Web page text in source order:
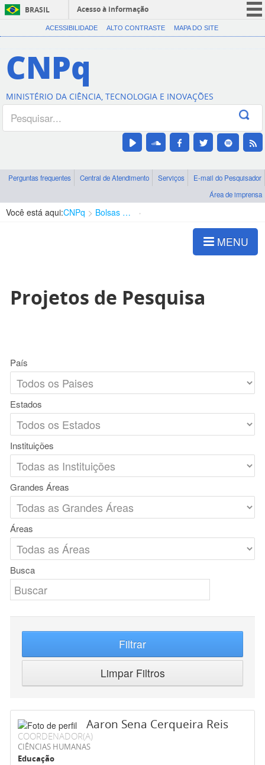
BRASIL
Acesso à informação
CORONAVÍRUS (COVID-19)
Canais
ACESSIBILIDADE ALTO CONTRASTE MAPA DO SITE
CNPq
MINISTÉRIO DA CIÊNCIA, TECNOLOGIA E INOVAÇÕES
Perguntas frequentes Central de Atendimento Serviços
E-mail do Pesquisador
Área de imprensa
Você está aqui:CNPq Bolsas e Auxílios Vigentes
MENU
Projetos de Pesquisa
País
Estados
Instituições
Grandes Áreas
Áreas
Busca
Filtrar
Limpar Filtros
Aaron Sena Cerqueira Reis
COORDENADOR(A)
CIÊNCIAS HUMANAS
Educação